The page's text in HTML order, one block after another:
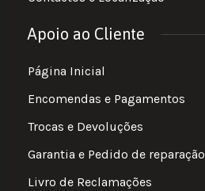
Apoio ao Cliente
Página Inicial
Encomendas e Pagamentos
Trocas e Devoluções
Garantia e Pedido de reparação
Livro de Reclamações